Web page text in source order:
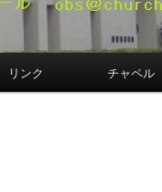
リンク チャペル